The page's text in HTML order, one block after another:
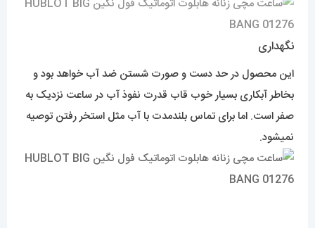
نگهداری
این محصول در حد دست و صورت شستن ضد آب خواهد بود و
بخاطر آبکاری بسیار خوب قاب قدرت نفوذ آب در ساعت نزدیک به
صفر است. اما برای تماس بلندمدت با آب مثل استخر رفتن توصیه
نمیشود.